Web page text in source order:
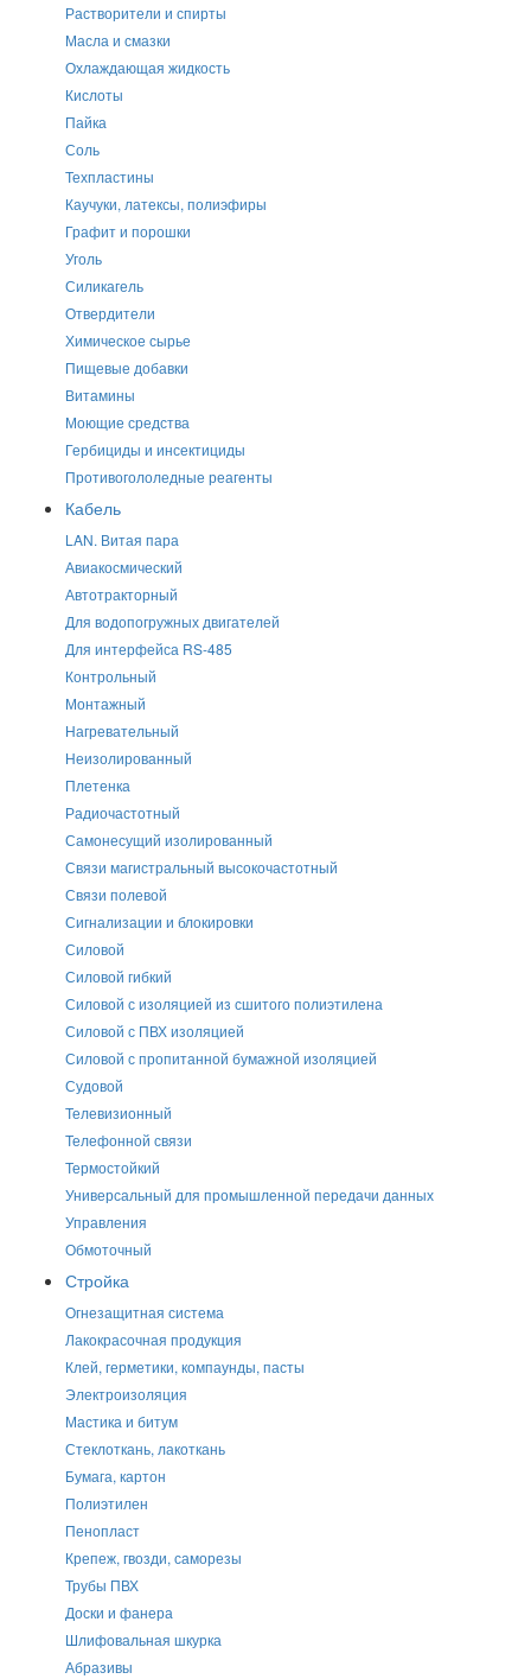
Растворители и спирты
Масла и смазки
Охлаждающая жидкость
Кислоты
Пайка
Соль
Техпластины
Каучуки, латексы, полиэфиры
Графит и порошки
Уголь
Силикагель
Отвердители
Химическое сырье
Пищевые добавки
Витамины
Моющие средства
Гербициды и инсектициды
Противогололедные реагенты
Кабель
LAN. Витая пара
Авиакосмический
Автотракторный
Для водопогружных двигателей
Для интерфейса RS-485
Контрольный
Монтажный
Нагревательный
Неизолированный
Плетенка
Радиочастотный
Самонесущий изолированный
Связи магистральный высокочастотный
Связи полевой
Сигнализации и блокировки
Силовой
Силовой гибкий
Силовой с изоляцией из сшитого полиэтилена
Силовой с ПВХ изоляцией
Силовой с пропитанной бумажной изоляцией
Судовой
Телевизионный
Телефонной связи
Термостойкий
Универсальный для промышленной передачи данных
Управления
Обмоточный
Стройка
Огнезащитная система
Лакокрасочная продукция
Клей, герметики, компаунды, пасты
Электроизоляция
Мастика и битум
Стеклоткань, лакоткань
Бумага, картон
Полиэтилен
Пенопласт
Крепеж, гвозди, саморезы
Трубы ПВХ
Доски и фанера
Шлифовальная шкурка
Абразивы